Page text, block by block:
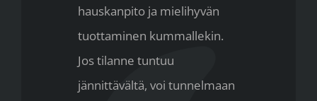
hauskanpito ja mielihyvän
tuottaminen kummallekin.
Jos tilanne tuntuu
jännittävältä, voi tunnelmaan